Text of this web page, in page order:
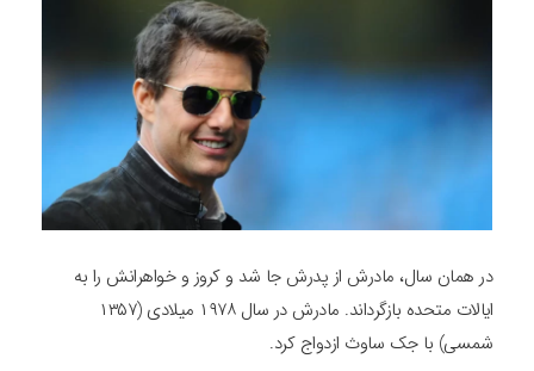
در همان سال، مادرش از پدرش جا شد و کروز و خواهرانش را به
ایالات متحده بازگرداند. مادرش در سال ۱۹۷۸ میلادی (۱۳۵۷
شمسی) با جک ساوث ازدواج کرد.